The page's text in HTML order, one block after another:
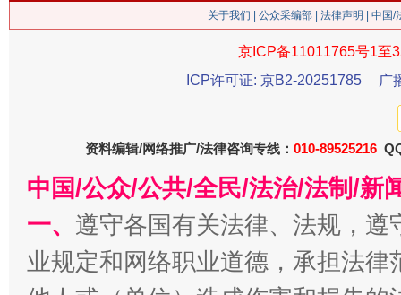
今
魏明亮
关于我们 公众采编部 法律声明 | 中国
京ICP备11011765号1至
ICP许可证: 京B2-20251785
广
资料编辑/网络推广/法律咨询专线： 010-89525216
中国/公众/公共/全民/法治/法制/新
一、 遵守各国有关法律、法规，
业规定和网络职业道德，承担法